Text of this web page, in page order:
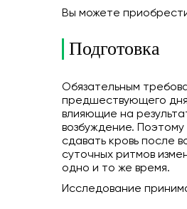
Вы можете
Подготовка
Обязательным
предшествующего
влияющие на
возбуждение.
сдавать кровь после
суточных ритмов
одно и то же время.
Исследование